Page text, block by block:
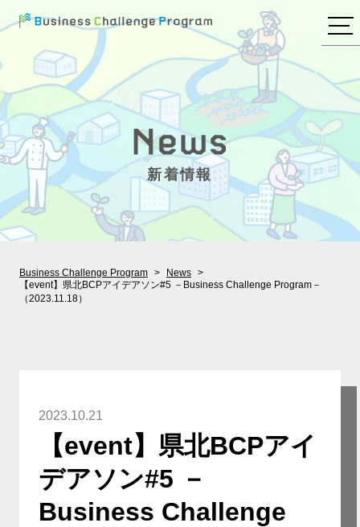
新着情報
Business Challenge Program
News
【event】県北BCPアイデアソン#5 －Business Challenge Program－
（2023.11.18）
2023.10.21
【event】県北BCPアイ
デアソン#5 －
Business Challenge